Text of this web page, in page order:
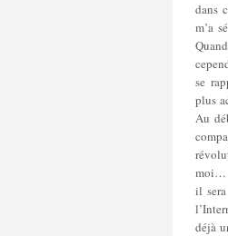
dans
m’a
se
plus
Au
moi…
il
déjà